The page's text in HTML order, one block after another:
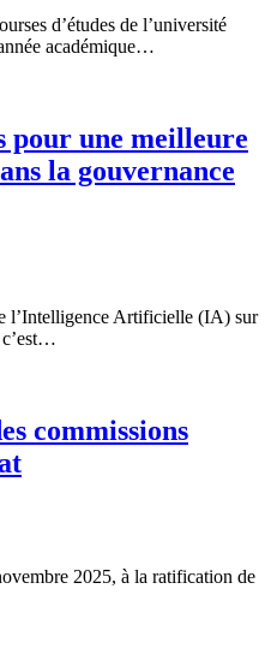
d’études de l’université
académique…
pour une meilleure
la gouvernance
l’Intelligence Artificielle (IA) sur
c’est…
commissions
2025, à la ratification de